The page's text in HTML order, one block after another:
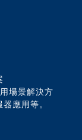
場景解決方
應用等。